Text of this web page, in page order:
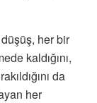
her bir
kaldığını,
da
her